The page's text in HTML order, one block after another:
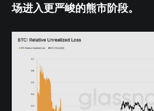
场进入更严峻的熊市阶段。